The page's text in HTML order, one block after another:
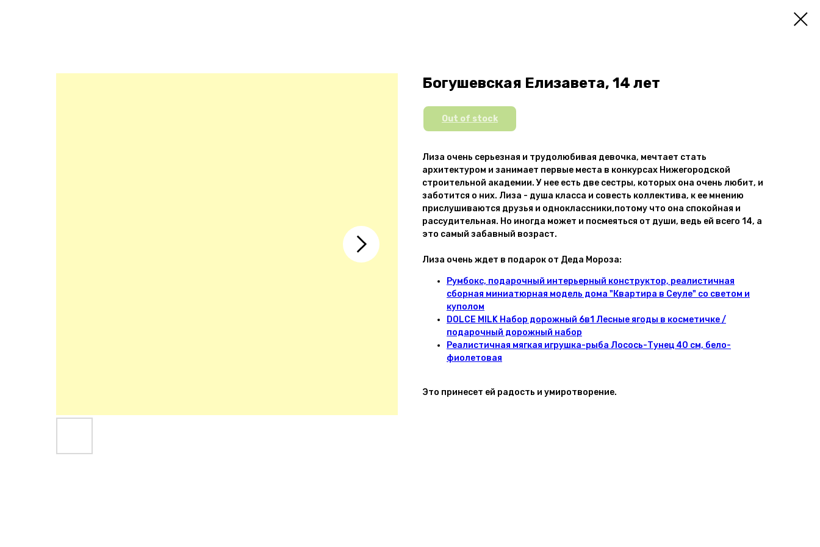
Богушевская Елизавета, 14 лет
Out of stock
Лиза очень серьезная и трудолюбивая девочка, мечтает стать
архитектуром и занимает первые места в конкурсах Нижегородской
строительной академии. У нее есть две сестры, которых она очень любит, и
заботится о них. Лиза - душа класса и совесть коллектива, к ее мнению
прислушиваются друзья и одноклассники,потому что она спокойная и
рассудительная. Но иногда может и посмеяться от души, ведь ей всего 14, а
это самый забавный возраст.
Лиза очень ждет в подарок от Деда Мороза:
Румбокс, подарочный интерьерный конструктор, реалистичная
сборная миниатюрная модель дома "Квартира в Сеуле" со светом и
куполом
DOLCE MILK Набор дорожный 6в1 Лесные ягоды в косметичке /
подарочный дорожный набор
Реалистичная мягкая игрушка-рыба Лосось-Тунец 40 см, бело-
фиолетовая
Это принесет ей радость и умиротворение.